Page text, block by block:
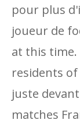
pour plus
joueur de
at this
residents
juste
matches